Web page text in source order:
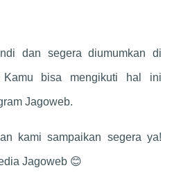
dan segera diumumkan di
bisa mengikuti hal ini
Jagoweb.
kami sampaikan segera ya!
Jagoweb 😊